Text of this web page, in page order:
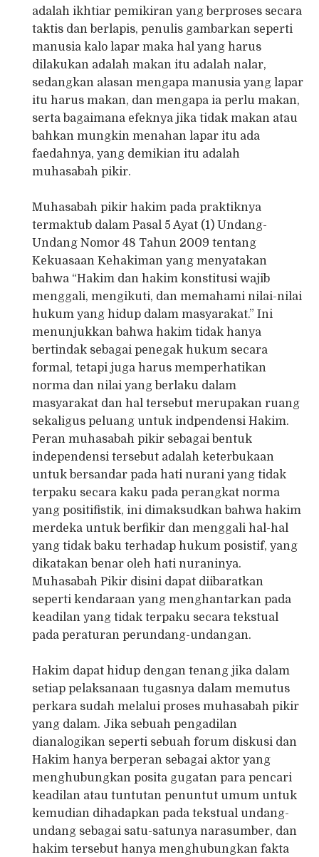
adalah ikhtiar pemikiran yang berproses secara
taktis dan berlapis, penulis gambarkan seperti
manusia kalo lapar maka hal yang harus
dilakukan adalah makan itu adalah nalar,
sedangkan alasan mengapa manusia yang lapar
itu harus makan, dan mengapa ia perlu makan,
serta bagaimana efeknya jika tidak makan atau
bahkan mungkin menahan lapar itu ada
faedahnya, yang demikian itu adalah
muhasabah pikir.
Muhasabah pikir hakim pada praktiknya
termaktub dalam Pasal 5 Ayat (1) Undang-
Undang Nomor 48 Tahun 2009 tentang
Kekuasaan Kehakiman yang menyatakan
bahwa “Hakim dan hakim konstitusi wajib
menggali, mengikuti, dan memahami nilai-nilai
hukum yang hidup dalam masyarakat.” Ini
menunjukkan bahwa hakim tidak hanya
bertindak sebagai penegak hukum secara
formal, tetapi juga harus memperhatikan
norma dan nilai yang berlaku dalam
masyarakat dan hal tersebut merupakan ruang
sekaligus peluang untuk indpendensi Hakim.
Peran muhasabah pikir sebagai bentuk
independensi tersebut adalah keterbukaan
untuk bersandar pada hati nurani yang tidak
terpaku secara kaku pada perangkat norma
yang positifistik, ini dimaksudkan bahwa hakim
merdeka untuk berfikir dan menggali hal-hal
yang tidak baku terhadap hukum posistif, yang
dikatakan benar oleh hati nuraninya.
Muhasabah Pikir disini dapat diibaratkan
seperti kendaraan yang menghantarkan pada
keadilan yang tidak terpaku secara tekstual
pada peraturan perundang-undangan.
Hakim dapat hidup dengan tenang jika dalam
setiap pelaksanaan tugasnya dalam memutus
perkara sudah melalui proses muhasabah pikir
yang dalam. Jika sebuah pengadilan
dianalogikan seperti sebuah forum diskusi dan
Hakim hanya berperan sebagai aktor yang
menghubungkan posita gugatan para pencari
keadilan atau tuntutan penuntut umum untuk
kemudian dihadapkan pada tekstual undang-
undang sebagai satu-satunya narasumber, dan
hakim tersebut hanya menghubungkan fakta